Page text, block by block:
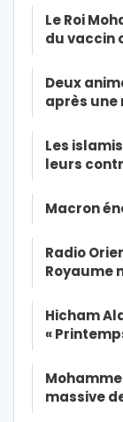
Le Roi
du vaccin
Deux
après
Les
leurs
Macron
Radio
Royaume
Hicham
«
massive